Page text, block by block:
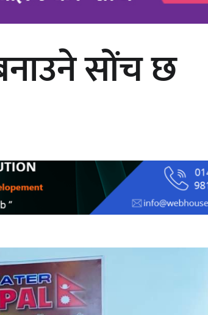
अर्जुन चन्द्रको ‘संवेदनाका प्रतिध्वनि’
मुक्तकसङ्ग्रह लोकार्पणसोंच छ